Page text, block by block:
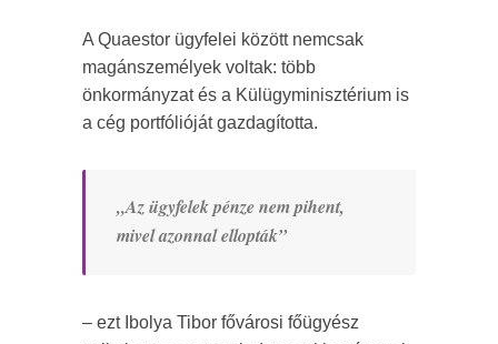
A Quaestor ügyfelei között nemcsak
magánszemélyek voltak: több
önkormányzat és a Külügyminisztérium is
a cég portfólióját gazdagította.
„Az ügyfelek pénze nem pihent,
mivel azonnal ellopták”
– ezt Ibolya Tibor fővárosi főügyész